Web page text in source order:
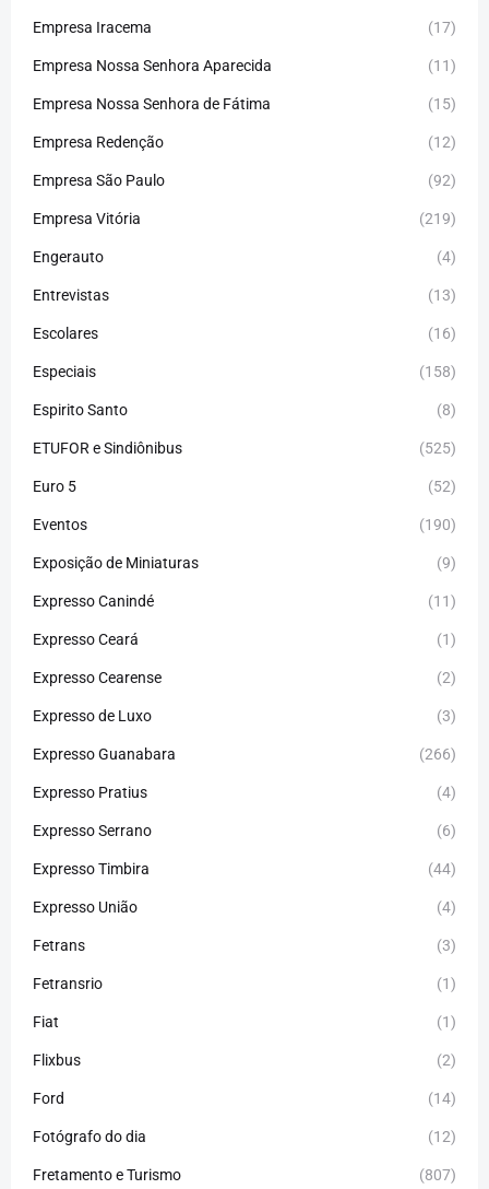
Empresa Iracema (17)
Empresa Nossa Senhora Aparecida (11)
Empresa Nossa Senhora de Fátima (15)
Empresa Redenção (12)
Empresa São Paulo (92)
Empresa Vitória (219)
Engerauto (4)
Entrevistas (13)
Escolares (16)
Especiais (158)
Espirito Santo (8)
ETUFOR e Sindiônibus (525)
Euro 5 (52)
Eventos (190)
Exposição de Miniaturas (9)
Expresso Canindé (11)
Expresso Ceará (1)
Expresso Cearense (2)
Expresso de Luxo (3)
Expresso Guanabara (266)
Expresso Pratius (4)
Expresso Serrano (6)
Expresso Timbira (44)
Expresso União (4)
Fetrans (3)
Fetransrio (1)
Fiat (1)
Flixbus (2)
Ford (14)
Fotógrafo do dia (12)
Fretamento e Turismo (807)